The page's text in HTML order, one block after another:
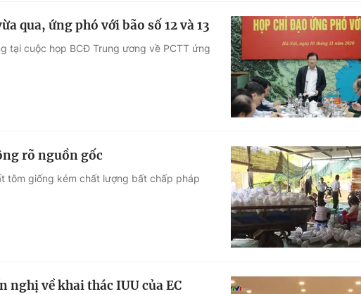
qua, ứng phó với bão số 12 và 13
tại cuộc họp BCĐ Trung ương về PCTT ứng
rõ nguồn gốc
tôm giống kém chất lượng bất chấp pháp
nghị về khai thác IUU của EC